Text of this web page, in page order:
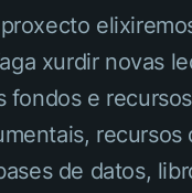
xurdir novas
fondos e
de datos,